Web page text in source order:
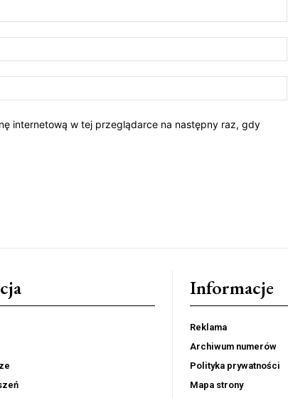
internetową w tej przeglądarce na następny raz, gdy
Informacje
Reklama
Archiwum numerów
Polityka prywatności
Mapa strony